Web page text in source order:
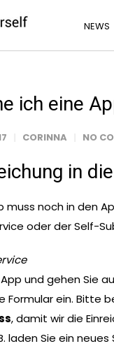
NEWS
ich eine
CORINNA NO
in
muss noch in den
oder der Self-
und gehen Sie
Formular ein. Bitte
, damit wir die
laden Sie ein